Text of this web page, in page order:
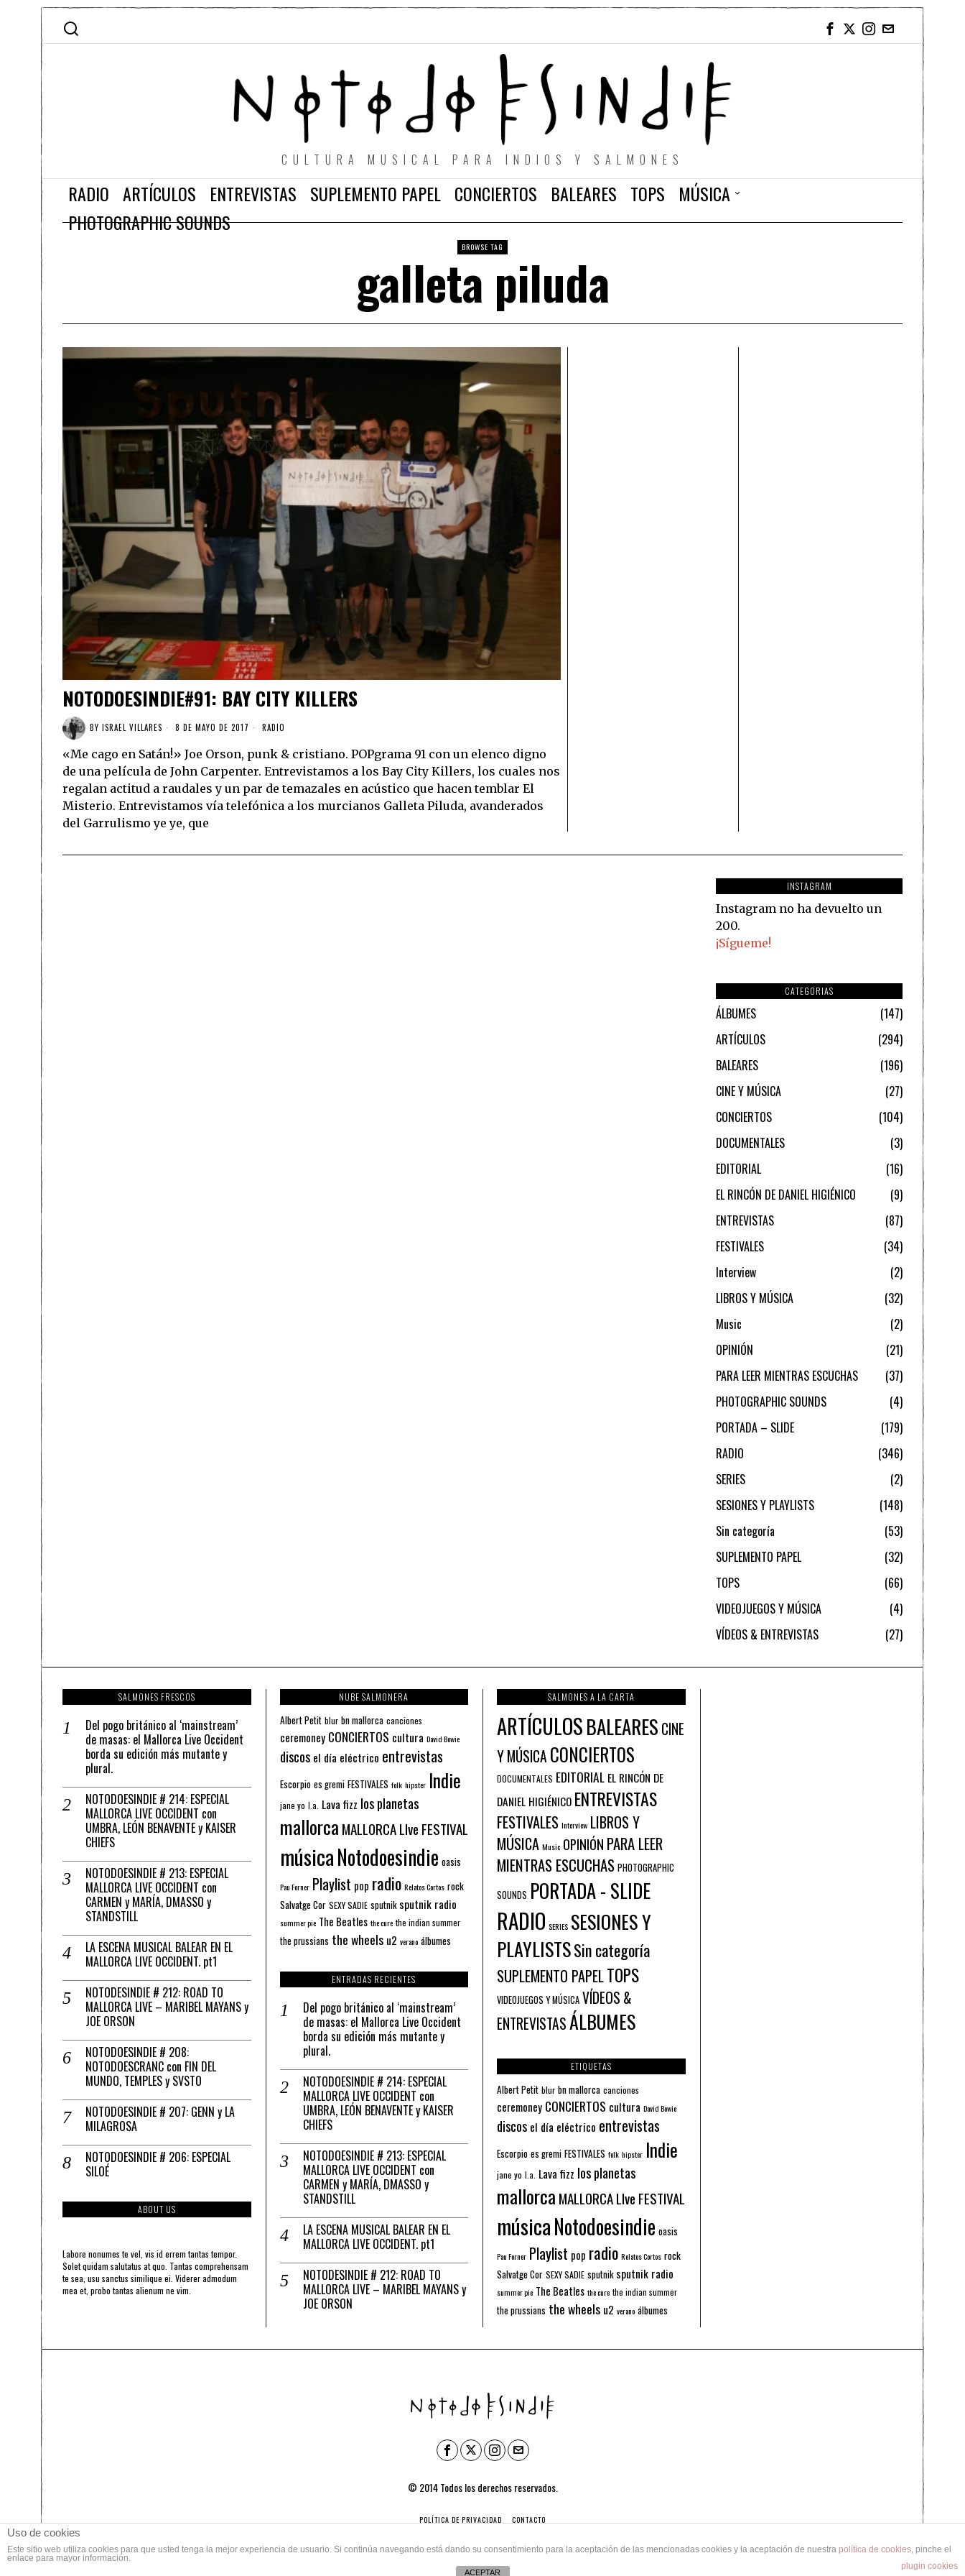
CULTURA MUSICAL PARA INDIOS Y SALMONES
RADIO ARTÍCULOS ENTREVISTAS SUPLEMENTO PAPEL CONCIERTOS BALEARES TOPS
MÚSICA
PHOTOGRAPHIC SOUNDS
BROWSE TAG
galleta piluda
NOTODOESINDIE#91: BAY CITY KILLERS
BY ISRAEL VILLARES 8 DE MAYO DE 2017 RADIO
«Me cago en Satán!» Joe Orson, punk & cristiano. POPgrama 91 con un elenco digno
de una película de John Carpenter. Entrevistamos a los Bay City Killers, los cuales nos
regalan actitud a raudales y un par de temazales en acústico que hacen temblar El
Misterio. Entrevistamos vía telefónica a los murcianos Galleta Piluda, avanderados
del Garrulismo ye ye, que
INSTAGRAM
Instagram no ha devuelto un
200.
¡Sígueme!
CATEGORIAS
ÁLBUMES
147
ARTÍCULOS
294
BALEARES
196
CINE Y MÚSICA
27
CONCIERTOS
104
DOCUMENTALES
3
EDITORIAL
16
EL RINCÓN DE DANIEL HIGIÉNICO
9
ENTREVISTAS
87
FESTIVALES
34
Interview
2
LIBROS Y MÚSICA
32
Music
2
OPINIÓN
21
PARA LEER MIENTRAS ESCUCHAS
37
PHOTOGRAPHIC SOUNDS
4
PORTADA – SLIDE
179
RADIO
346
SERIES
2
SESIONES Y PLAYLISTS
148
Sin categoría
53
SUPLEMENTO PAPEL
32
TOPS
66
VIDEOJUEGOS Y MÚSICA
4
VÍDEOS & ENTREVISTAS
27
SALMONES FRESCOS
Del pogo británico al ‘mainstream’
de masas: el Mallorca Live Occident
borda su edición más mutante y
plural.
NOTODOESINDIE # 214: ESPECIAL
MALLORCA LIVE OCCIDENT con
UMBRA, LEÓN BENAVENTE y KAISER
CHIEFS
NOTODOESINDIE # 213: ESPECIAL
MALLORCA LIVE OCCIDENT con
CARMEN y MARÍA, DMASSO y
STANDSTILL
LA ESCENA MUSICAL BALEAR EN EL
MALLORCA LIVE OCCIDENT. pt1
NOTODESINDIE # 212: ROAD TO
MALLORCA LIVE – MARIBEL MAYANS y
JOE ORSON
NOTODOESINDIE # 208:
NOTODOESCRANC con FIN DEL
MUNDO, TEMPLES y SVSTO
NOTODOESINDIE # 207: GENN y LA
MILAGROSA
NOTODOESINDIE # 206: ESPECIAL
SILOÉ
ABOUT US
Labore nonumes te vel, vis id errem tantas tempor.
Solet quidam salutatus at quo. Tantas comprehensam
te sea, usu sanctus similique ei. Viderer admodum
mea et, probo tantas alienum ne vim.
NUBE SALMONERA
Albert Petit blur bn mallorca canciones
ceremoney CONCIERTOS cultura David Bowie
discos el día eléctrico entrevistas
Escorpio es gremi FESTIVALES folk hipster Indie
jane yo l.a. Lava fizz los planetas
mallorca MALLORCA LIve FESTIVAL
músicaNotodoesindie oasis
Pau Forner Playlist pop radio Relatos Cortos rock
Salvatge Cor SEXY SADIE sputnik sputnik radio
summer pie The Beatles the cure the indian summer
the prussians the wheels u2 verano álbumes
ENTRADAS RECIENTES
Del pogo británico al ‘mainstream’
de masas: el Mallorca Live Occident
borda su edición más mutante y
plural.
NOTODOESINDIE # 214: ESPECIAL
MALLORCA LIVE OCCIDENT con
UMBRA, LEÓN BENAVENTE y KAISER
CHIEFS
NOTODOESINDIE # 213: ESPECIAL
MALLORCA LIVE OCCIDENT con
CARMEN y MARÍA, DMASSO y
STANDSTILL
LA ESCENA MUSICAL BALEAR EN EL
MALLORCA LIVE OCCIDENT. pt1
NOTODESINDIE # 212: ROAD TO
MALLORCA LIVE – MARIBEL MAYANS y
JOE ORSON
SALMONES A LA CARTA
ARTÍCULOSBALEARES CINE
Y MÚSICA CONCIERTOS
DOCUMENTALES EDITORIAL EL RINCÓN DE
DANIEL HIGIÉNICO ENTREVISTAS
FESTIVALES Interview LIBROS Y
MÚSICA Music OPINIÓN PARA LEER
MIENTRAS ESCUCHAS PHOTOGRAPHIC
SOUNDS PORTADA - SLIDE
RADIO SERIES SESIONES Y
PLAYLISTSSin categoría
SUPLEMENTO PAPELTOPS
VIDEOJUEGOS Y MÚSICA VÍDEOS &
ENTREVISTASÁLBUMES
ETIQUETAS
Albert Petit blur bn mallorca canciones
ceremoney CONCIERTOS cultura David Bowie
discos el día eléctrico entrevistas
Escorpio es gremi FESTIVALES folk hipster Indie
jane yo l.a. Lava fizz los planetas
mallorca MALLORCA LIve FESTIVAL
músicaNotodoesindie oasis
Pau Forner Playlist pop radio Relatos Cortos rock
Salvatge Cor SEXY SADIE sputnik sputnik radio
summer pie The Beatles the cure the indian summer
the prussians the wheels u2 verano álbumes
© 2014 Todos los derechos reservados.
POLÍTICA DE PRIVACIDAD CONTACTO
Uso de cookies
Este sitio web utiliza cookies para que usted tenga la mejor experiencia de usuario. Si continúa navegando está dando su consentimiento para la aceptación de las mencionadas cookies y la aceptación de nuestra política de cookies, pinche el
enlace para mayor información.
plugin cookies
ACEPTAR